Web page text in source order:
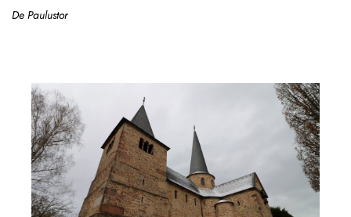
De Paulustor